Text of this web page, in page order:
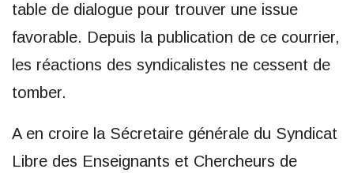
table de dialogue pour trouver une issue
favorable. Depuis la publication de ce courrier,
les réactions des syndicalistes ne cessent de
tomber.
A en croire la Sécretaire générale du Syndicat
Libre des Enseignants et Chercheurs de